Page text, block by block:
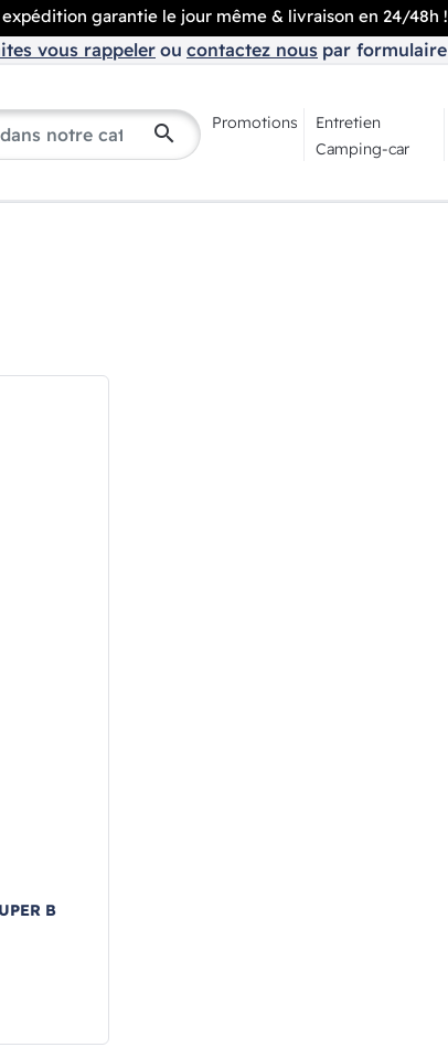
garantie le jour même & livraison en 24/48h !
vous rappelerou contactez nous par formulaire
search Promotions
Entretien
Camping-car
B